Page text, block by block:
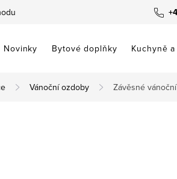
Novinky Bytové doplňky Kuchyně
Vánoční ozdoby Závěsné